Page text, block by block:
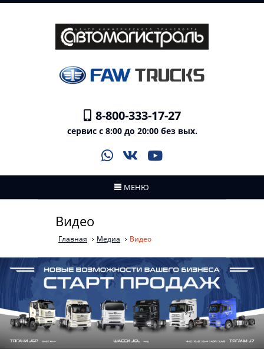
8-800-333-17-27
сервис с 8:00 до 20:00 без вых.
МЕНЮ
Видео
Главная Медиа Видео